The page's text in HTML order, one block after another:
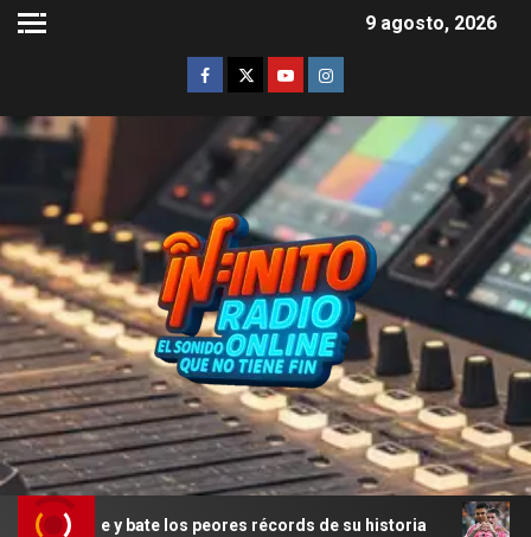
9 agosto, 2026
y bate los peores récords de su historia Rodrigo